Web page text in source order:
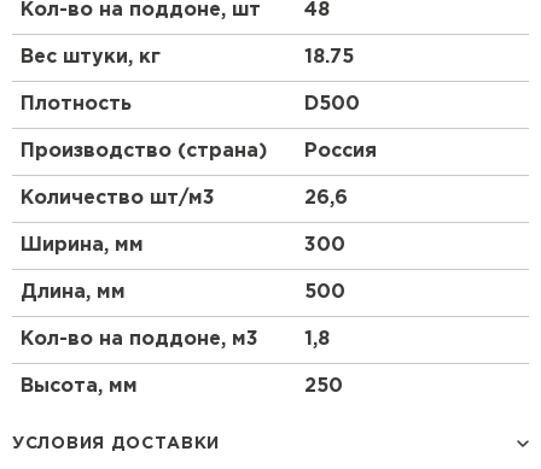
Газоблок, или газобетон, представляет собой
ячеистый бетон, который производится из смеси
цемента, песка, извести и алюминиевой пудры. В
процессе производства происходит химическая
реакция, в результате которой образуются
мелкие поры, придающие материалу легкость и
хорошие теплоизоляционные свойства.
Преимущества газобетонных блоков
Газобетонные блоки обладают рядом
преимуществ, таких как высокая прочность,
легкость, экологичность и удобство в
использовании. Они легко режутся и
обрабатываются, что позволяет сократить время и
затраты на строительство.
Кол-во на поддоне, шт 48
Вес штуки, кг 18.75
Плотность D500
Производство (страна) Россия
Количество шт/м3 26,6
Ширина, мм 300
Длина, мм 500
Кол-во на поддоне, м3 1,8
Высота, мм 250
УСЛОВИЯ ДОСТАВКИ